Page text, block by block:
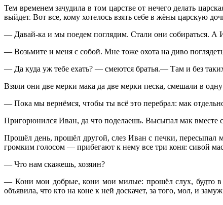
Тем временем зачудила в том царстве от нечего делать
выйдет. Вот все, кому хотелось взять себе в жёны царскую
— Давай-ка и мы поедем поглядим. Стали они собираться. А
— Возьмите и меня с собой. Мне тоже охота на диво
— Да куда уж тебе ехать? — смеются братья.— Там и без
Взяли они две мерки мака да две мерки песка, смешали в
— Пока мы вернёмся, чтобы ты всё это перебрал: мак
Пригорюнился Иван, да что поделаешь. Высыпал мак вместе
Прошёл день, прошёл другой, слез Иван с печки, пересыпал
громким голосом — прибегают к нему все три коня: сивой
— Что нам скажешь, хозяин?
— Кони мои добрые, кони мои милые: прошёл слух, будто в
объявила, что кто на коне к ней доскачет, за того, мол, и